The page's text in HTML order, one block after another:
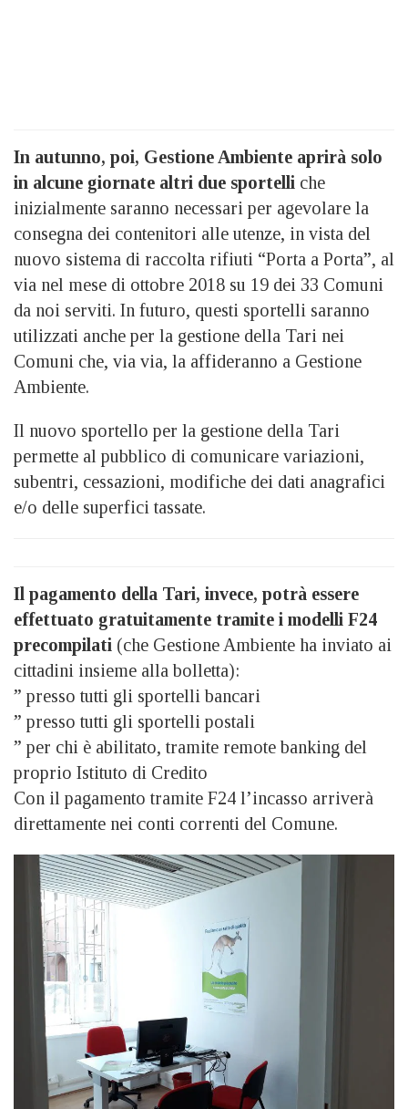
In autunno, poi, Gestione Ambiente aprirà solo
in alcune giornate altri due sportelli che
inizialmente saranno necessari per agevolare la
consegna dei contenitori alle utenze, in vista del
nuovo sistema di raccolta rifiuti “Porta a Porta”, al
via nel mese di ottobre 2018 su 19 dei 33 Comuni
da noi serviti. In futuro, questi sportelli saranno
utilizzati anche per la gestione della Tari nei
Comuni che, via via, la affideranno a Gestione
Ambiente.
Il nuovo sportello per la gestione della Tari
permette al pubblico di comunicare variazioni,
subentri, cessazioni, modifiche dei dati anagrafici
e/o delle superfici tassate.
Il pagamento della Tari, invece, potrà essere
effettuato gratuitamente tramite i modelli F24
precompilati (che Gestione Ambiente ha inviato ai
cittadini insieme alla bolletta):
” presso tutti gli sportelli bancari
” presso tutti gli sportelli postali
” per chi è abilitato, tramite remote banking del
proprio Istituto di Credito
Con il pagamento tramite F24 l’incasso arriverà
direttamente nei conti correnti del Comune.